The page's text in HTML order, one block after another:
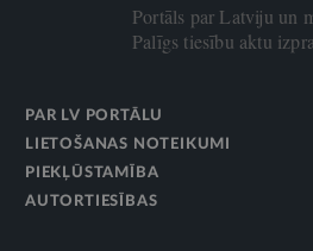
Portāls par Latviju un
Palīgs tiesību aktu
PAR LV PORTĀLU
LIETOŠANAS NOTEIKUMI
PIEKĻŪSTAMĪBA
AUTORTIESĪBAS